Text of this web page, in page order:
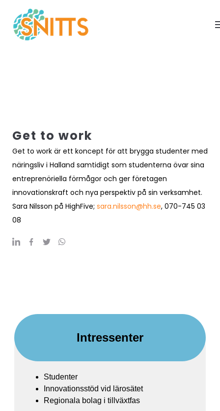
Get to work
Get to work är ett koncept för att brygga studenter med
näringsliv i Halland samtidigt som studenterna övar sina
entreprenöriella förmågor och ger företagen
innovationskraft och nya perspektiv på sin verksamhet.
Sara Nilsson på HighFive; sara.nilsson@hh.se, 070-745 03
08
Intressenter
Studenter
Innovationsstöd vid lärosätet
Regionala bolag i tillväxtfas